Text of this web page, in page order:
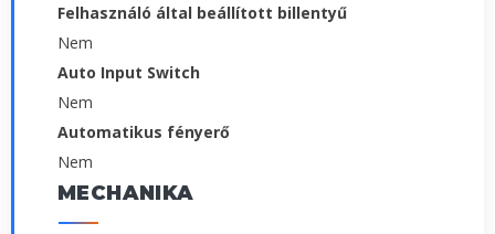
Felhasználó által beállított billentyű
Nem
Auto Input Switch
Nem
Automatikus fényerő
Nem
MECHANIKA